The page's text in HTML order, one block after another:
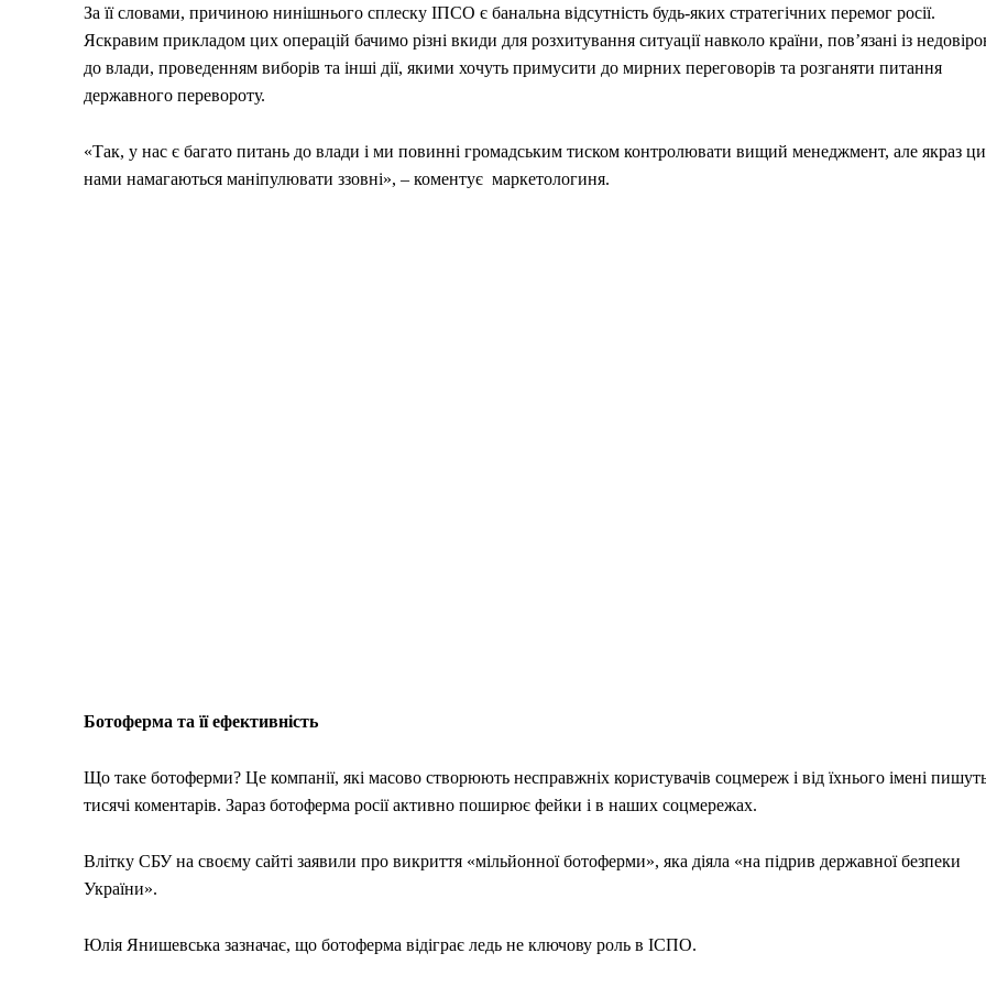
За її словами, причиною нинішнього сплеску ІПСО є банальна відсутність будь-яких стратегічних перемог росії.
Яскравим прикладом цих операцій бачимо різні вкиди для розхитування ситуації навколо країни, повʼязані із
до влади, проведенням виборів та інші дії, якими хочуть примусити до мирних переговорів та розганяти питання
державного перевороту.
«Так, у нас є багато питань до влади і ми повинні громадським тиском контролювати вищий менеджмент, але якраз
нами намагаються маніпулювати ззовні», – коментує маркетологиня.
Ботоферма та її ефективність
Що таке ботоферми? Це компанії, які масово створюють несправжніх користувачів соцмереж і від їхнього імені
тисячі коментарів. Зараз ботоферма росії активно поширює фейки і в наших соцмережах.
Влітку СБУ на своєму сайті заявили про викриття «мільйонної ботоферми», яка діяла «на підрив державної безпеки
України».
Юлія Янишевська зазначає, що ботоферма відіграє ледь не ключову роль в ІСПО.